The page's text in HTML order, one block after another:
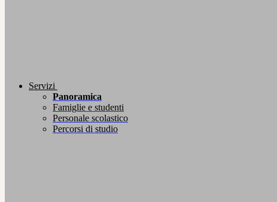
Servizi
Panoramica
Famiglie e studenti
Personale scolastico
Percorsi di studio